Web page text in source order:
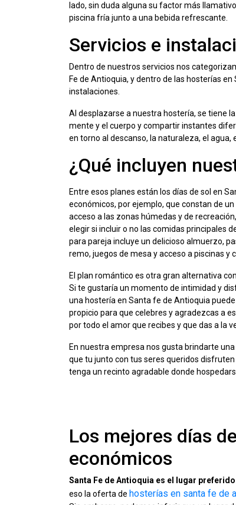
lado, sin duda alguna su factor más
piscina fría junto a una bebida refrescante.
Servicios e
Dentro de nuestros servicios nos
Fe de Antioquia, y dentro de las hosterías
instalaciones.
Al desplazarse a nuestra hostería, se tiene
mente y el cuerpo y compartir instantes
en torno al descanso, la naturaleza, el
¿Qué incluyen
Entre esos planes están los días de sol en
económicos, por ejemplo, que constan de
acceso a las zonas húmedas y de
elegir si incluir o no las comidas principales
para pareja incluye un delicioso almuerzo,
remo, juegos de mesa y acceso a piscinas y
El plan romántico es otra gran alternativa
Si te gustaría un momento de intimidad y
una hostería en Santa fe de Antioquia
propicio para que celebres y agradezcas a
por todo el amor que recibes y que das a la
En nuestra empresa nos gusta brindarte
que tu junto con tus seres queridos
tenga un recinto agradable donde
Los mejores días
económicos
Santa Fe de Antioquia es el lugar
eso la oferta de hosterías en santa fe de